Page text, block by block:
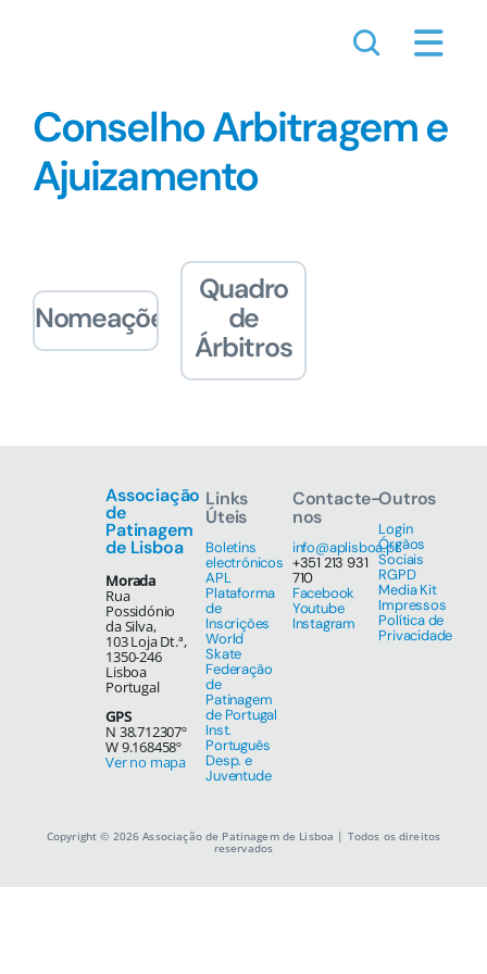
Conselho Arbitragem e
Ajuizamento
Nomeações
Quadro
de
Árbitros
Associação
de
Patinagem
de Lisboa
Morada
Rua
Possidónio
da Silva,
103 Loja Dt.ª,
1350-246
Lisboa
Portugal
GPS
N 38.712307º
W 9.168458º
Ver no mapa
Links
Úteis
Boletins
electrónicos
APL
Plataforma
de
Inscrições
World
Skate
Federação
de
Patinagem
de Portugal
Inst.
Português
Desp. e
Juventude
Contacte-
nos
info@aplisboa.pt
+351 213 931
710
Facebook
Youtube
Instagram
Outros
Login
Órgãos
Sociais
RGPD
Media Kit
Impressos
Política de
Privacidade
Copyright © 2026 Associação de Patinagem de Lisboa | Todos os direitos
reservados